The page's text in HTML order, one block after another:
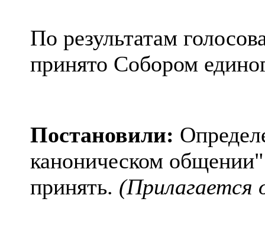
По результатам
принято Собором
Постановили:
каноническом
принять. (Прилагается